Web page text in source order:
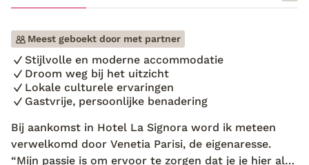
Meest geboekt door met partner
Stijlvolle en moderne accommodatie
Droom weg bij het uitzicht
Lokale culturele ervaringen
Gastvrije, persoonlijke benadering
Bij aankomst in Hotel La Signora word ik meteen
verwelkomd door Venetia Parisi, de eigenaresse.
“Mijn passie is om ervoor te zorgen dat je je hier als